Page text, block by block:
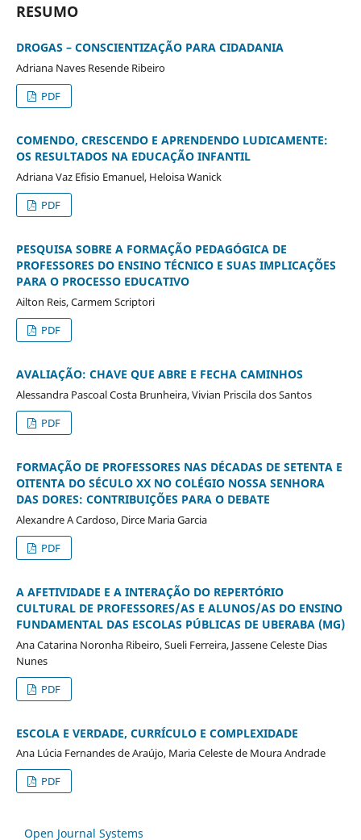
RESUMO
DROGAS – CONSCIENTIZAÇÃO PARA CIDADANIA
Adriana Naves Resende Ribeiro
PDF
COMENDO, CRESCENDO E APRENDENDO LUDICAMENTE:
OS RESULTADOS NA EDUCAÇÃO INFANTIL
Adriana Vaz Efisio Emanuel, Heloisa Wanick
PDF
PESQUISA SOBRE A FORMAÇÃO PEDAGÓGICA DE
PROFESSORES DO ENSINO TÉCNICO E SUAS IMPLICAÇÕES
PARA O PROCESSO EDUCATIVO
Ailton Reis, Carmem Scriptori
PDF
AVALIAÇÃO: CHAVE QUE ABRE E FECHA CAMINHOS
Alessandra Pascoal Costa Brunheira, Vivian Priscila dos Santos
PDF
FORMAÇÃO DE PROFESSORES NAS DÉCADAS DE SETENTA E
OITENTA DO SÉCULO XX NO COLÉGIO NOSSA SENHORA
DAS DORES: CONTRIBUIÇÕES PARA O DEBATE
Alexandre A Cardoso, Dirce Maria Garcia
PDF
A AFETIVIDADE E A INTERAÇÃO DO REPERTÓRIO
CULTURAL DE PROFESSORES/AS E ALUNOS/AS DO ENSINO
FUNDAMENTAL DAS ESCOLAS PÚBLICAS DE UBERABA (MG)
Ana Catarina Noronha Ribeiro, Sueli Ferreira, Jassene Celeste Dias
Nunes
PDF
ESCOLA E VERDADE, CURRÍCULO E COMPLEXIDADE
Ana Lúcia Fernandes de Araújo, Maria Celeste de Moura Andrade
PDF
Open Journal Systems